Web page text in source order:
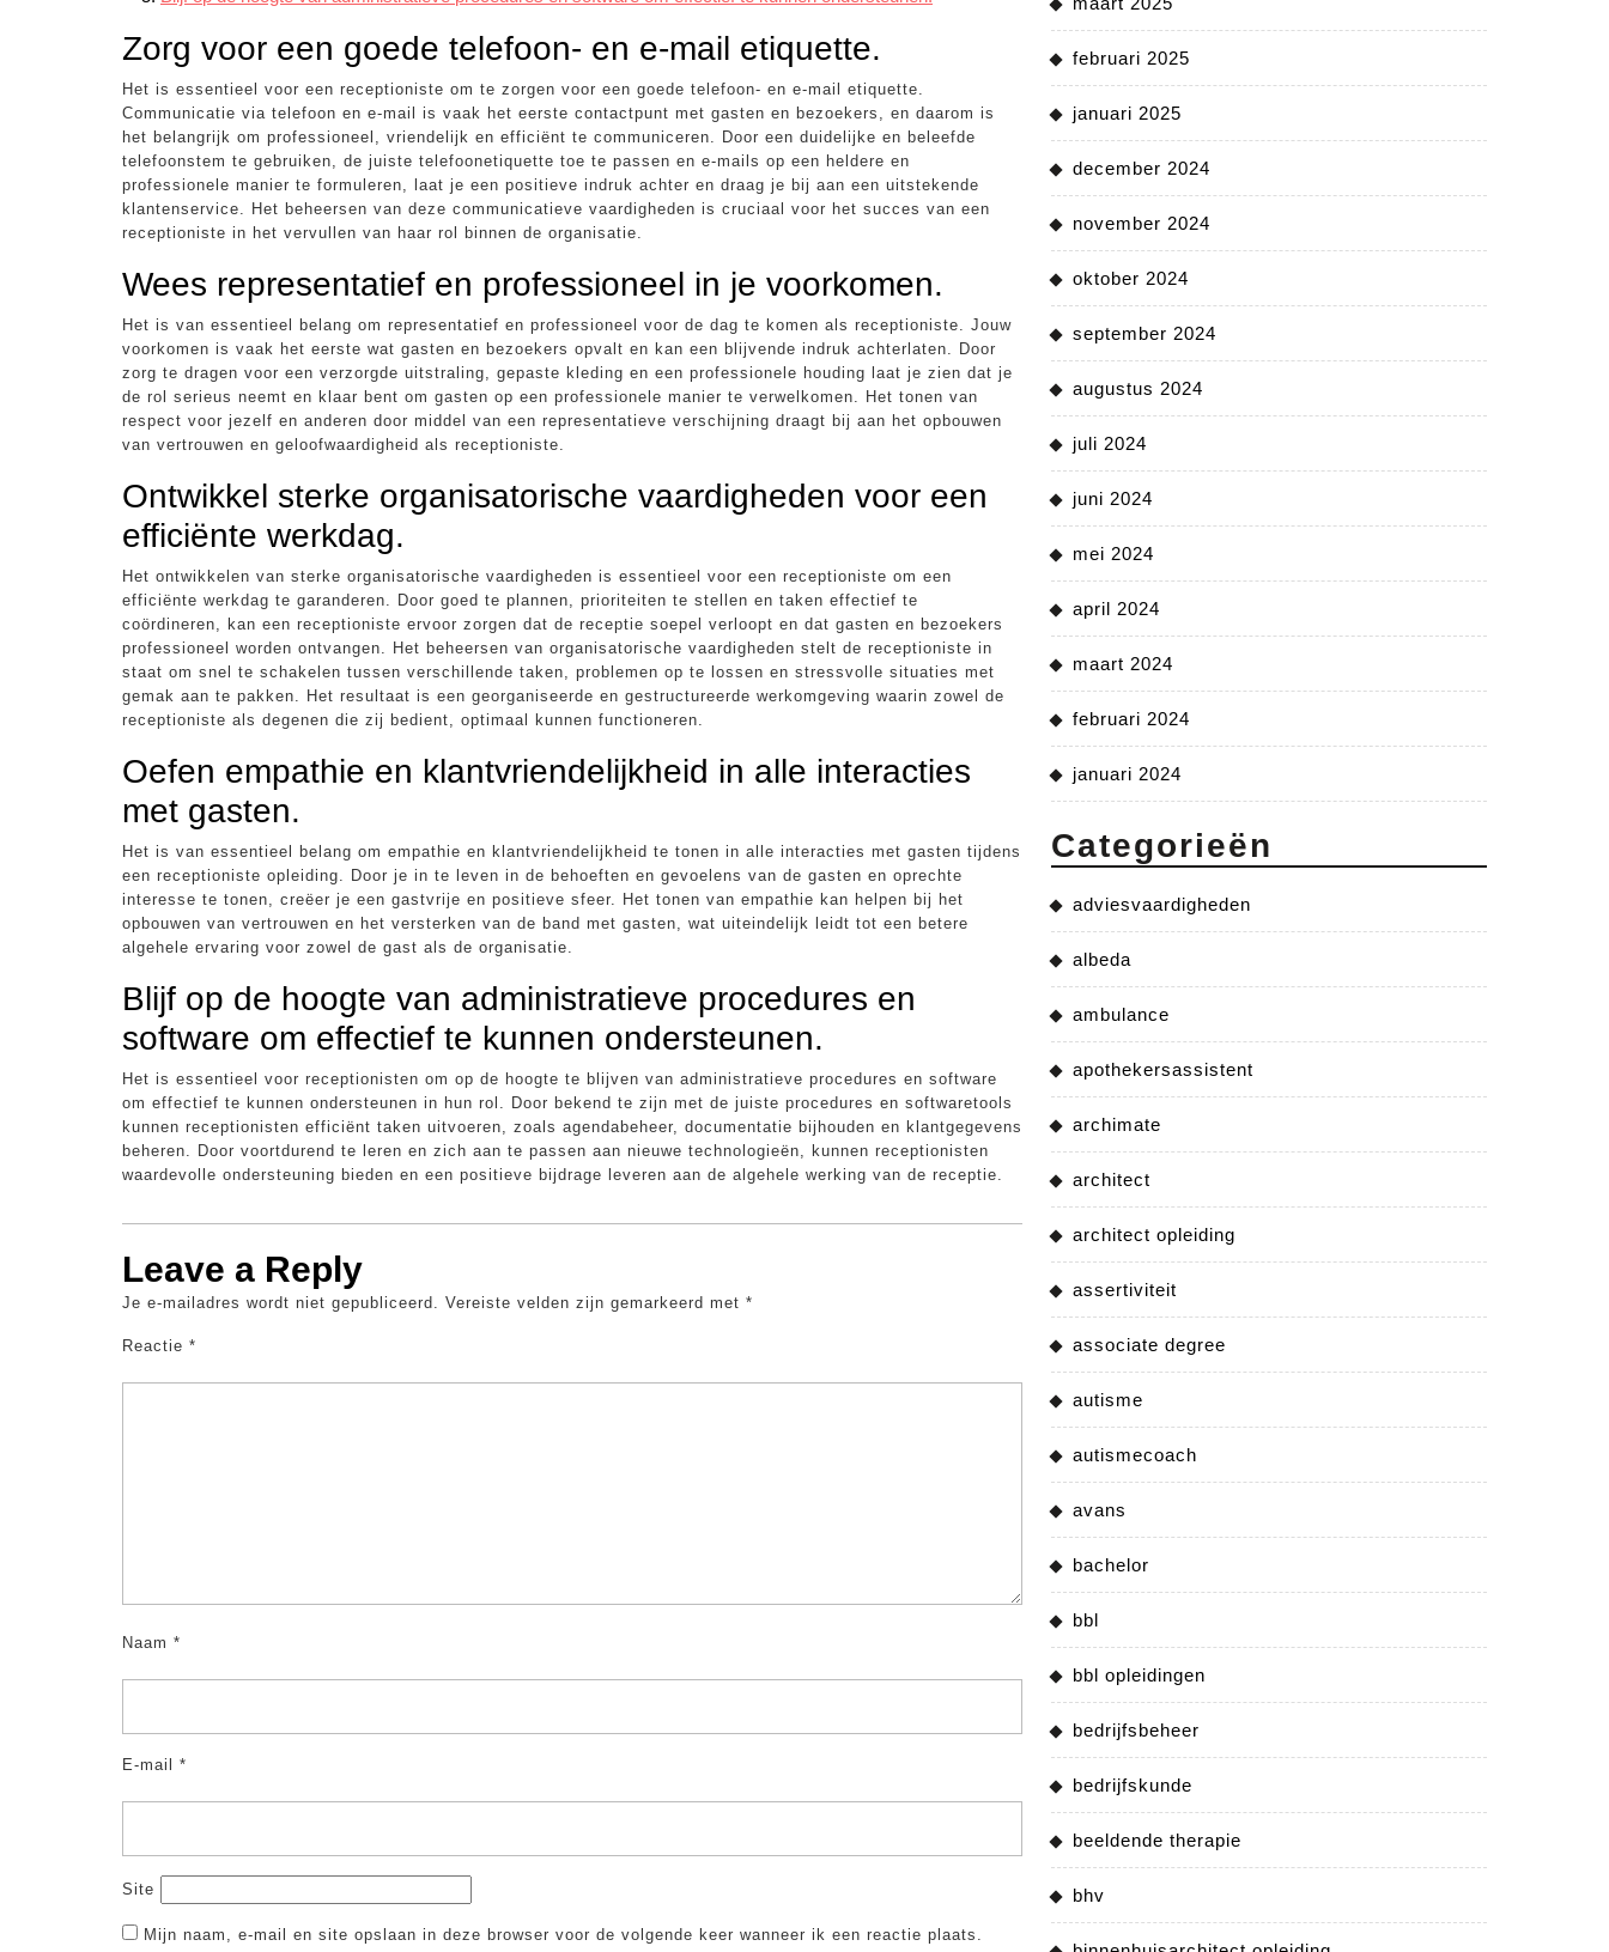
Zorg voor een goede telefoon- en e-mail etiquette.
Het is essentieel voor een receptioniste om te zorgen voor een goede telefoon- en e-mail etiquette.
Communicatie via telefoon en e-mail is vaak het eerste contactpunt met gasten en bezoekers, en daarom is
het belangrijk om professioneel, vriendelijk en efficiënt te communiceren. Door een duidelijke en beleefde
telefoonstem te gebruiken, de juiste telefoonetiquette toe te passen en e-mails op een heldere en
professionele manier te formuleren, laat je een positieve indruk achter en draag je bij aan een uitstekende
klantenservice. Het beheersen van deze communicatieve vaardigheden is cruciaal voor het succes van een
receptioniste in het vervullen van haar rol binnen de organisatie.
Wees representatief en professioneel in je voorkomen.
Het is van essentieel belang om representatief en professioneel voor de dag te komen als receptioniste. Jouw
voorkomen is vaak het eerste wat gasten en bezoekers opvalt en kan een blijvende indruk achterlaten. Door
zorg te dragen voor een verzorgde uitstraling, gepaste kleding en een professionele houding laat je zien dat je
de rol serieus neemt en klaar bent om gasten op een professionele manier te verwelkomen. Het tonen van
respect voor jezelf en anderen door middel van een representatieve verschijning draagt bij aan het opbouwen
van vertrouwen en geloofwaardigheid als receptioniste.
Ontwikkel sterke organisatorische vaardigheden voor een
efficiënte werkdag.
Het ontwikkelen van sterke organisatorische vaardigheden is essentieel voor een receptioniste om een
efficiënte werkdag te garanderen. Door goed te plannen, prioriteiten te stellen en taken effectief te
coördineren, kan een receptioniste ervoor zorgen dat de receptie soepel verloopt en dat gasten en bezoekers
professioneel worden ontvangen. Het beheersen van organisatorische vaardigheden stelt de receptioniste in
staat om snel te schakelen tussen verschillende taken, problemen op te lossen en stressvolle situaties met
gemak aan te pakken. Het resultaat is een georganiseerde en gestructureerde werkomgeving waarin zowel de
receptioniste als degenen die zij bedient, optimaal kunnen functioneren.
Oefen empathie en klantvriendelijkheid in alle interacties
met gasten.
Het is van essentieel belang om empathie en klantvriendelijkheid te tonen in alle interacties met gasten tijdens
een receptioniste opleiding. Door je in te leven in de behoeften en gevoelens van de gasten en oprechte
interesse te tonen, creëer je een gastvrije en positieve sfeer. Het tonen van empathie kan helpen bij het
opbouwen van vertrouwen en het versterken van de band met gasten, wat uiteindelijk leidt tot een betere
algehele ervaring voor zowel de gast als de organisatie.
Blijf op de hoogte van administratieve procedures en
software om effectief te kunnen ondersteunen.
Het is essentieel voor receptionisten om op de hoogte te blijven van administratieve procedures en software
om effectief te kunnen ondersteunen in hun rol. Door bekend te zijn met de juiste procedures en softwaretools
kunnen receptionisten efficiënt taken uitvoeren, zoals agendabeheer, documentatie bijhouden en klantgegevens
beheren. Door voortdurend te leren en zich aan te passen aan nieuwe technologieën, kunnen receptionisten
waardevolle ondersteuning bieden en een positieve bijdrage leveren aan de algehele werking van de receptie.
Leave a Reply
Je e-mailadres wordt niet gepubliceerd. Vereiste velden zijn gemarkeerd met *
Reactie *
Naam *
E-mail *
Site
Mijn naam, e-mail en site opslaan in deze browser voor de volgende keer wanneer ik een reactie plaats.
februari 2025
januari 2025
december 2024
november 2024
oktober 2024
september 2024
augustus 2024
juli 2024
juni 2024
mei 2024
april 2024
maart 2024
februari 2024
januari 2024
Categorieën
adviesvaardigheden
albeda
ambulance
apothekersassistent
archimate
architect
architect opleiding
assertiviteit
associate degree
autisme
autismecoach
avans
bachelor
bbl
bbl opleidingen
bedrijfsbeheer
bedrijfskunde
beeldende therapie
bhv